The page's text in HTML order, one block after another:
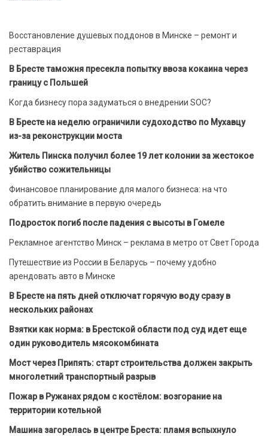
Восстановление душевых поддонов в Минске – ремонт и
реставрация
В Бресте таможня пресекла попытку ввоза кокаина через
границу с Польшей
Когда бизнесу пора задуматься о внедрении SOC?
В Бресте на неделю ограничили судоходство по Мухавцу
из-за реконструкции моста
Житель Пинска получил более 19 лет колонии за жестокое
убийство сожительницы
Финансовое планирование для малого бизнеса: на что
обратить внимание в первую очередь
Подросток погиб после падения с высоты в Гомеле
Рекламное агентство Минск – реклама в метро от Свет Города
Путешествие из России в Беларусь – почему удобно
арендовать авто в Минске
В Бресте на пять дней отключат горячую воду сразу в
нескольких районах
Взятки как норма: в Брестской области под суд идет еще
один руководитель мясокомбината
Мост через Припять: старт строительства должен закрыть
многолетний транспортный разрыв
Пожар в Ружанах рядом с костёлом: возгорание на
территории котельной
Машина загорелась в центре Бреста: пламя вспыхнуло